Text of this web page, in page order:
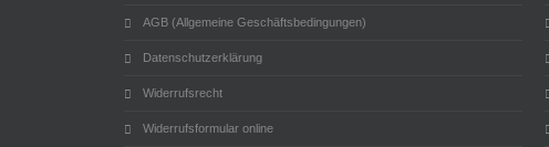
AGB (Allgemeine Geschäftsbedingungen)
Datenschutzerklärung
Widerrufsrecht
Widerrufsformular online